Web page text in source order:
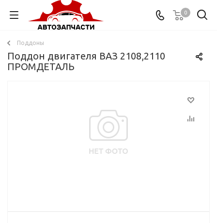
0
Поддоны
Поддон двигателя ВАЗ 2108,2110
ПРОМДЕТАЛЬ